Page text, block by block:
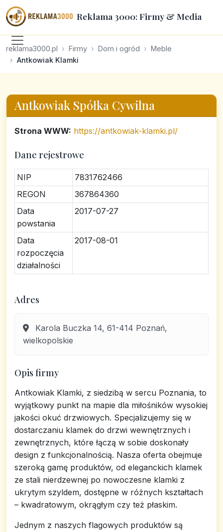
Reklama 3000: Firmy & Media
reklama3000.pl Firmy Dom i ogród
Meble
Antkowiak Klamki
Antkowiak Spółka Cywilna
Strona WWW: https://antkowiak-klamki.pl/
Dane rejestrowe
NIP
7831762466
REGON
367864360
Data
powstania
2017-07-27
Data
rozpoczęcia
działalności
2017-08-01
Adres
Karola Buczka 14, 61-414 Poznań,
wielkopolskie
Opis firmy
Antkowiak Klamki, z siedzibą w sercu Poznania, to
wyjątkowy punkt na mapie dla miłośników wysokiej
jakości okuć drzwiowych. Specjalizujemy się w
dostarczaniu klamek do drzwi wewnętrznych i
zewnętrznych, które łączą w sobie doskonały
design z funkcjonalnością. Nasza oferta obejmuje
szeroką gamę produktów, od eleganckich klamek
ze stali nierdzewnej po nowoczesne klamki z
ukrytym szyldem, dostępne w różnych kształtach
– kwadratowym, okrągłym czy też płaskim.
Jednym z naszych flagowych produktów są